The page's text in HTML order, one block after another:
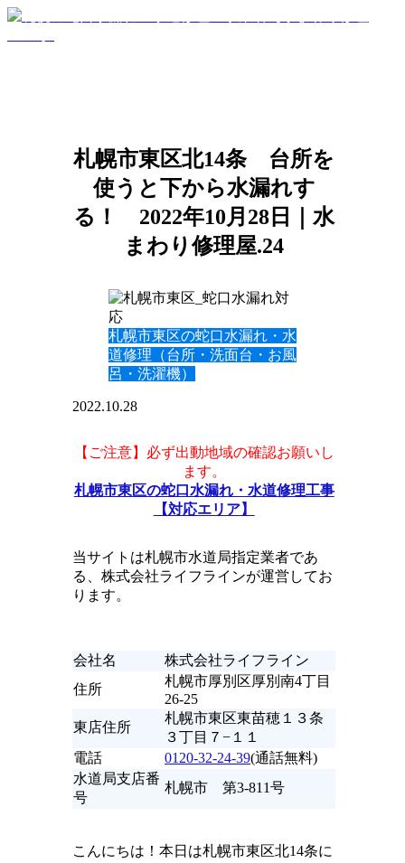
札幌市東区北14条 台所を
使うと下から水漏れす
る！ 2022年10月28日｜水
まわり修理屋.24
札幌市東区の蛇口水漏れ・水
道修理（台所・洗面台・お風
呂・洗濯機）
2022.10.28
【ご注意】必ず出動地域の確認お願いし
ます。
札幌市東区の蛇口水漏れ・水道修理工事
【対応エリア】
当サイトは札幌市水道局指定業者であ
る、株式会社ライフラインが運営してお
ります。
会社名
株式会社ライフライン
住所
札幌市厚別区厚別南4丁目
26-25
東店住所
札幌市東区東苗穂１３条
３丁目７−１１
電話
0120-32-24-39(通話無料)
水道局支店番
号
札幌市 第3-811号
こんにちは！本日は札幌市東区北14条に